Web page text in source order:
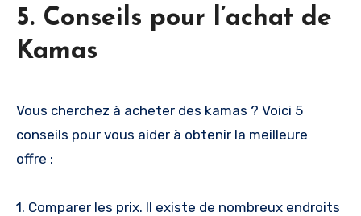
5. Conseils pour l’achat de
Kamas
Vous cherchez à acheter des kamas ? Voici 5
conseils pour vous aider à obtenir la meilleure
offre :
1. Comparer les prix. Il existe de nombreux endroits